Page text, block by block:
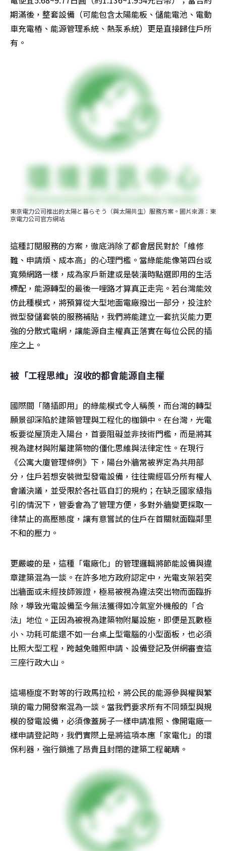
期滿後，整套設備（可能包含太陽能板、儲能電池、電動
車充電樁、能源管理系統、熱泵系統）更是直接歸住戶所
有。
東京電力公司推出的太陽と暮らそう（與太陽共生）服務方案。圖片來源：東
京電力公司官方網站
這種訂閱服務的方案，徹底消除了都會居民對於「維修
難、申請煩、成本高」的心理門檻。當綠能能像第四台或
寬頻網路一樣，成為家戶新建或是裝潢時點選即用的生活
標配，能源轉型的最後一哩路才算真正走完。若台灣能效
仿此種模式，將預算從大型地面電廠撥出一部分，投注於
微型發儲套裝的服務補貼，我們將能建立一套抗災能力更
強的分散式電網，讓能源自主權真正落實在每位公民的插
座之上。
被「工程思維」沒收的都會能源自主權
國際間「隨插即用」的綠能模式令人稱羨，而台灣的轉型
願景卻深陷於建築管理與工程化的枷鎖中。在台灣，光電
板要從屋頂走入陽台，首要阻礙並非技術門檻，而是將其
視為建材與附屬建築物的僵化思維與法律定性。在現行
《公寓大廈管理條例》下，陽台外牆常被界定為共用部
分，住戶若想安裝微型發電設備，往往需經區分所有權人
會議決議，並受限於各社區自訂的規約；在缺乏國家級指
引的情況下，管委會為了管理方便，多對外牆變更採取一
律禁止的高壓態度，讓有意嘗試的住戶在首關就面臨鄰里
不和的壓力。
更嚴峻的是，這種「電廠化」的管理邏輯將節能設備與違
章建築混為一談。在許多地方政府認定中，光電支架若突
出牆面或未經技師簽證，極易被視為違法突出物而面臨拆
除，導致光電設備至今無法獲得如冷氣室外機般的「合
法」地位。正因為被視為建築物附屬設施，即便是瓦數極
小、功耗可能還不如一台桌上型電腦的小型面板，也必須
比照大型工程，跨越免雜照申請、設備登記及併網審查這
三座行政大山。
這場極度不對等的行政馬拉松，將公民的能源參與權與繁
瑣的電力開發案混為一談。當我們要求所有不同類型與規
模的發電設備，必須像蓋房子一樣申請准照、像開電廠一
樣申請登記時，我們實際上是將這項本應「家電化」的環
保利器，強行鎖進了昂貴且封閉的建築工程範疇。